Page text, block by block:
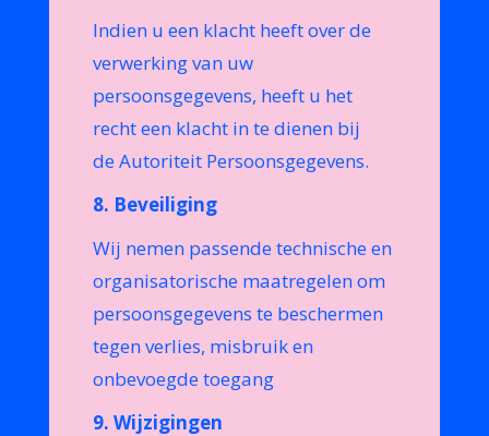
Indien u een klacht heeft over de
verwerking van uw
persoonsgegevens, heeft u het
recht een klacht in te dienen bij
de Autoriteit Persoonsgegevens.
8. Beveiliging
Wij nemen passende technische en
organisatorische maatregelen om
persoonsgegevens te beschermen
tegen verlies, misbruik en
onbevoegde toegang
9. Wijzigingen